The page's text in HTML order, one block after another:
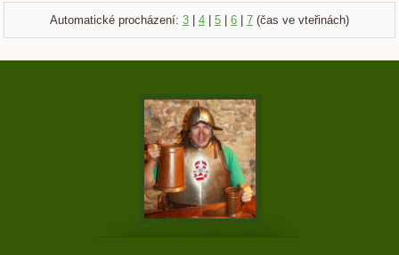
Automatické procházení: 3 | 4 | 5 | 6 | 7 (čas ve vteřinách)